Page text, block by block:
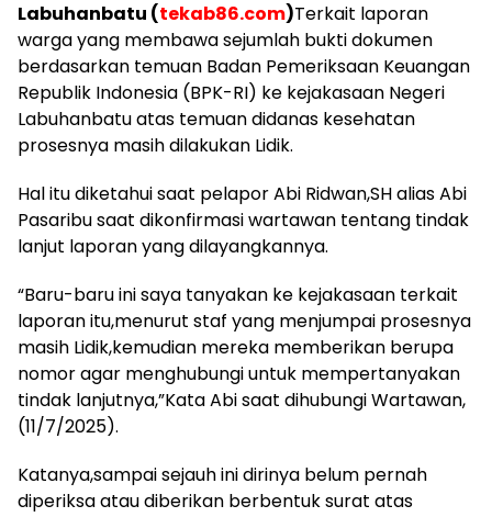
Labuhanbatu (tekab86.com)Terkait laporan
warga yang membawa sejumlah bukti dokumen
berdasarkan temuan Badan Pemeriksaan Keuangan
Republik Indonesia (BPK-RI) ke kejakasaan Negeri
Labuhanbatu atas temuan didanas kesehatan
prosesnya masih dilakukan Lidik.
Hal itu diketahui saat pelapor Abi Ridwan,SH alias Abi
Pasaribu saat dikonfirmasi wartawan tentang tindak
lanjut laporan yang dilayangkannya.
“Baru-baru ini saya tanyakan ke kejakasaan terkait
laporan itu,menurut staf yang menjumpai prosesnya
masih Lidik,kemudian mereka memberikan berupa
nomor agar menghubungi untuk mempertanyakan
tindak lanjutnya,”Kata Abi saat dihubungi Wartawan,
(11/7/2025).
Katanya,sampai sejauh ini dirinya belum pernah
diperiksa atau diberikan berbentuk surat atas